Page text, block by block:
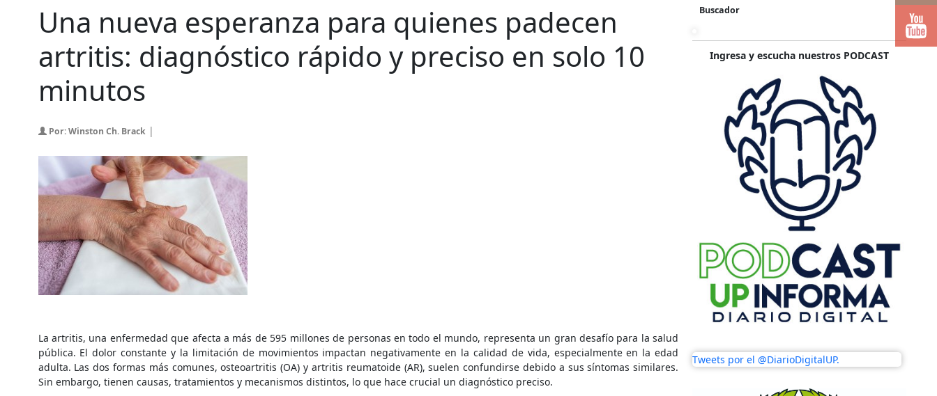
Una nueva esperanza para quienes padecen
artritis: diagnóstico rápido y preciso en solo 10
minutos
Por: Winston Ch. Brack|
La artritis, una enfermedad que afecta a más de 595 millones de personas en todo el mundo, representa un gran desafío para la salud
pública. El dolor constante y la limitación de movimientos impactan negativamente en la calidad de vida, especialmente en la edad
adulta. Las dos formas más comunes, osteoartritis (OA) y artritis reumatoide (AR), suelen confundirse debido a sus síntomas similares.
Sin embargo, tienen causas, tratamientos y mecanismos distintos, lo que hace crucial un diagnóstico preciso.
Buscador
Ingresa y escucha nuestros PODCAST
Tweets por el @DiarioDigitalUP.